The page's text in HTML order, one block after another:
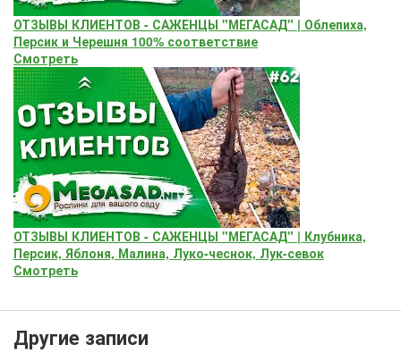
ОТЗЫВЫ КЛИЕНТОВ - САЖЕНЦЫ "МЕГАСАД" | Облепиха,
Персик и Черешня 100% соответствие
Смотреть
ОТЗЫВЫ КЛИЕНТОВ - САЖЕНЦЫ "МЕГАСАД" | Клубника,
Персик, Яблоня, Малина, Луко-чеснок, Лук-севок
Смотреть
Другие записи